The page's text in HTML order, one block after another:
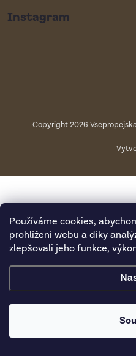
Používáme cookies,
prohlížení webu a díky
zlepšovali jeho funkce,
Instagram
Copyright 2026